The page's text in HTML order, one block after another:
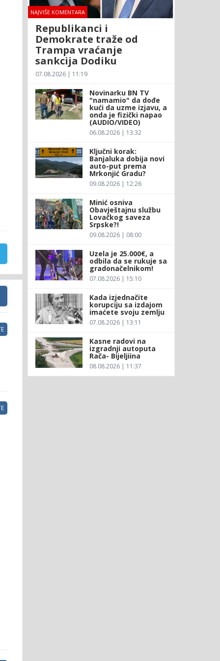
NAJVIŠE KOMENTARA
Republikanci i
Demokrate traže od
Trampa vraćanje
sankcija Dodiku
07.08.2026 | 11:19
Novinarku BN TV
"namamio" da dođe
kući da uzme izjavu, a
onda je fizički napao
(AUDIO/VIDEO)
06.08.2026 | 13:32
Ključni korak:
Banjaluka dobija novi
auto-put prema
Mrkonjić Gradu?
09.08.2026 | 12:26
Minić osniva
Obavještajnu službu
Lovačkog saveza
Srpske?!
09.08.2026 | 08:00
Uzela je 25.000€, a
odbila da se rukuje sa
gradonačelnikom!
07.08.2026 | 15:10
Kada izjednačite
korupciju sa izdajom
imaćete svoju zemlju
07.08.2026 | 13:11
Kasne radovi na
izgradnji autoputa
Rača- Bijeljiina
08.08.2026 | 11:37